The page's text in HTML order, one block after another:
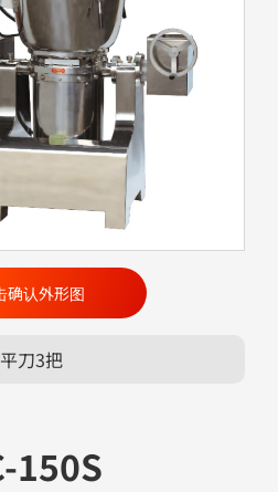
确认外形图
平刀3把
150S